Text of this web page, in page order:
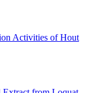
Activities of Hout